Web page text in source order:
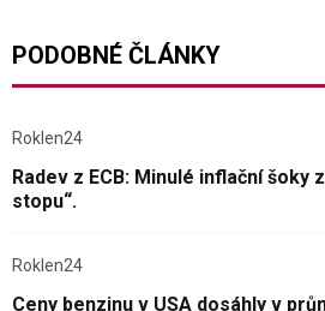
PODOBNÉ ČLÁNKY
Roklen24
Radev z ECB: Minulé inflační šoky
stopu“.
Roklen24
Ceny benzinu v USA dosáhly v